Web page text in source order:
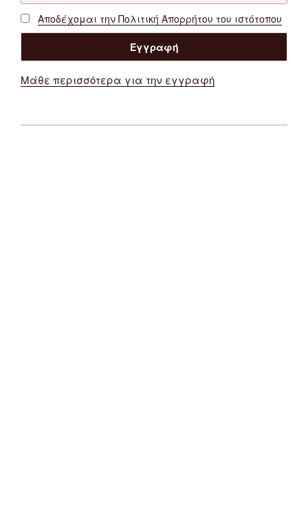
Αποδέχομαι την Πολιτική Απορρήτου του ιστότοπου
Μάθε περισσότερα για την εγγραφή